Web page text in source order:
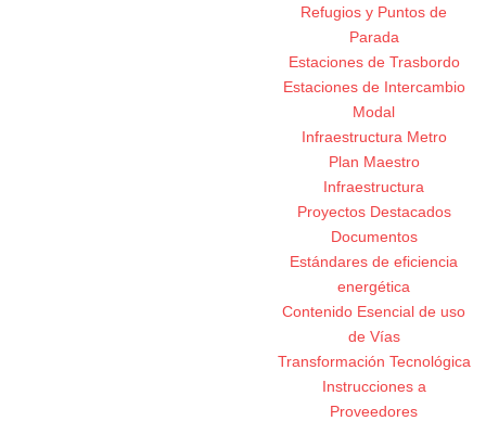
Refugios y Puntos de
Parada
Estaciones de Trasbordo
Estaciones de Intercambio
Modal
Infraestructura Metro
Plan Maestro
Infraestructura
Proyectos Destacados
Documentos
Estándares de eficiencia
energética
Contenido Esencial de uso
de Vías
Transformación Tecnológica
Instrucciones a
Proveedores